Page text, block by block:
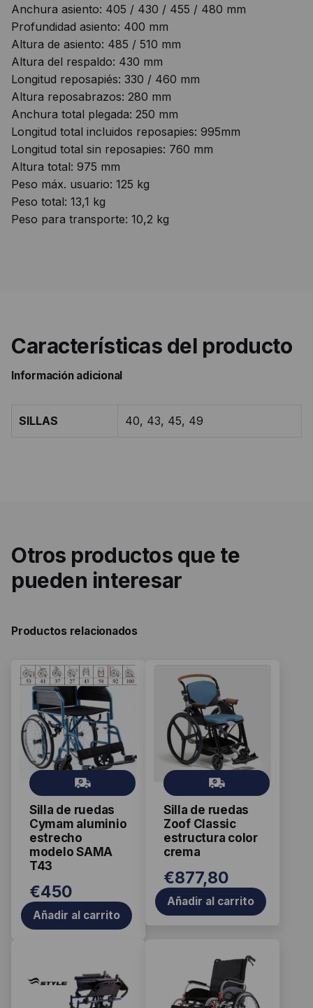
Anchura asiento: 405 / 430 / 455 / 480 mm
Profundidad asiento: 400 mm
Altura de asiento: 485 / 510 mm
Altura del respaldo: 430 mm
Longitud reposapiés: 330 / 460 mm
Altura reposabrazos: 280 mm
Anchura total plegada: 250 mm
Longitud total incluidos reposapies: 995mm
Longitud total sin reposapies: 760 mm
Altura total: 975 mm
Peso máx. usuario: 125 kg
Peso total: 13,1 kg
Peso para transporte: 10,2 kg
Características del producto
Información adicional
SILLAS 40, 43, 45, 49
Otros productos que te
pueden interesar
Productos relacionados
Silla de ruedas
Cymam aluminio
estrecho
modelo SAMA
T43
Gr
ati
s
€450
Añadir al carrito
Silla de ruedas
Zoof Classic
estructura color
crema
Gr
ati
s
€877,80
Añadir al carrito
producto